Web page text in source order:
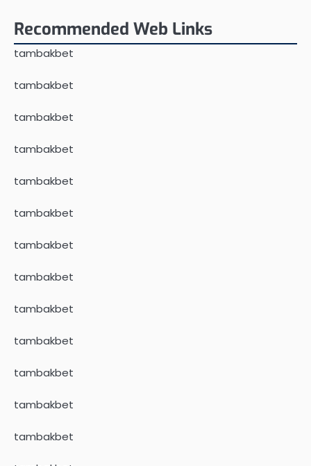
Recommended Web Links
tambakbet
tambakbet
tambakbet
tambakbet
tambakbet
tambakbet
tambakbet
tambakbet
tambakbet
tambakbet
tambakbet
tambakbet
tambakbet